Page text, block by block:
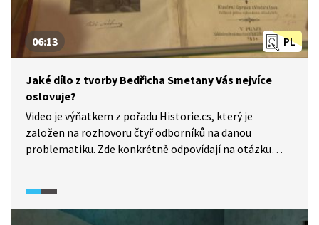
PL
06:13
Jaké dílo z tvorby Bedřicha Smetany Vás nejvíce
oslovuje?
Video je výňatkem z pořadu Historie.cs, který je
založen na rozhovoru čtyř odborníků na danou
problematiku. Zde konkrétně odpovídají na otázku
Smetany, ale pouze o některé opery a skladby. Video
obsahuje i ukázky jednotlivých skladeb.